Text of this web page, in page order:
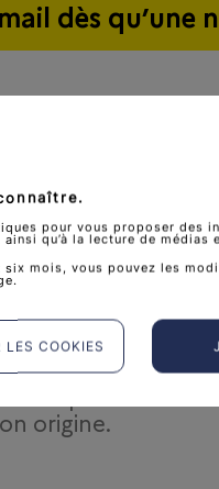
dès qu’une
pour vous proposer des
qu’à la lecture de médias
mois, vous pouvez les
LES COOKIES